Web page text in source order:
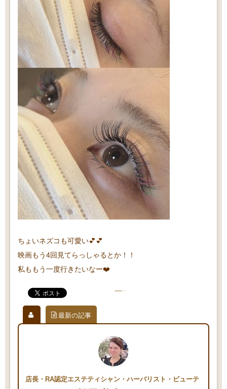
ちょいネズコも可愛い💕💕
映画もう4回見てらっしゃるとか！！
私ももう一度行きたいなー❤️
最新の記事
店長・RA認定エステティシャン・ハーバリスト・ビューテ